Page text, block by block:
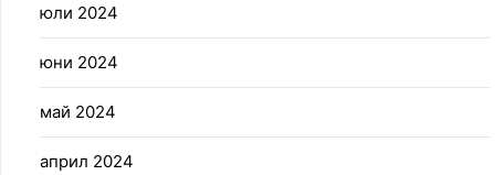
юли 2024
юни 2024
май 2024
април 2024